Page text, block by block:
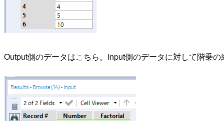
Output側のデータはこちら。Input側のデータに対して階乗の